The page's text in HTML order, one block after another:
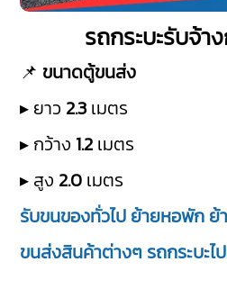
รถกระบะรับจ้
📌 ขนาดตู้ขนส่ง
▸ ยาว 2.3 เมตร
▸ กว้าง 1.2 เมตร
▸ สูง 2.0 เมตร
รับขนของทั่วไป ย้ายหอพัก ย้
ขนส่งสินค้าต่างๆ รถกระบะไ